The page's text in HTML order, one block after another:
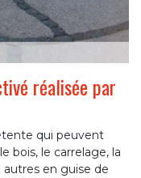
réalisée par
qui peuvent
bois, le carrelage, la
en guise de